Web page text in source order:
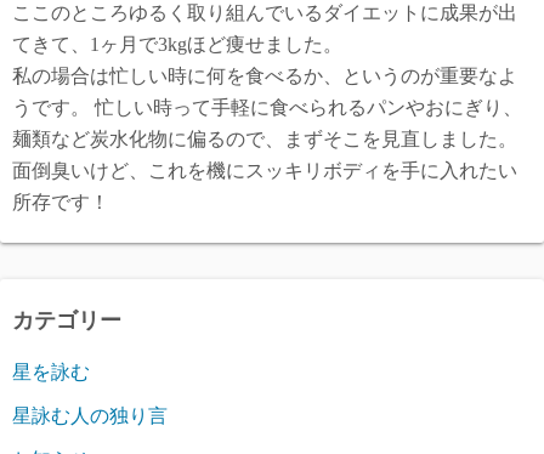
ここのところゆるく取り組んでいるダイエットに成果が出
てきて、1ヶ月で3kgほど痩せました。
私の場合は忙しい時に何を食べるか、というのが重要なよ
うです。 忙しい時って手軽に食べられるパンやおにぎり、
麺類など炭水化物に偏るので、まずそこを見直しました。
面倒臭いけど、これを機にスッキリボディを手に入れたい
所存です！
カテゴリー
星を詠む
星詠む人の独り言